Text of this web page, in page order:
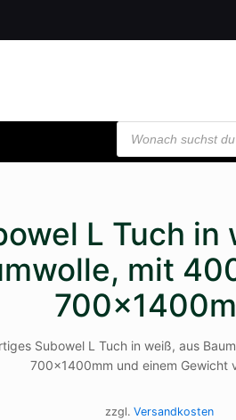
Products
search
L Tuch in
mit
Subowel L Tuch in weiß, aus
700x1400mm und einem Gewicht
zzgl.Versandkosten